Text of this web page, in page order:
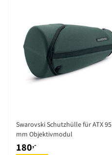
Swarovski Schutzhülle für ATX 95
mm Objektivmodul
180,-